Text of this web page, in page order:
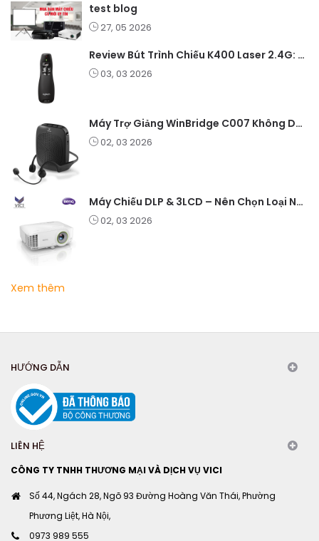
test blog
27, 05 2026
Review Bút Trình Chiếu K400 Laser 2.4G: Nhỏ Gọn, Ổn Định, Lý Tưởng Cho Giáo Viên Và Doanh Nghiệp
03, 03 2026
Máy Trợ Giảng WinBridge C007 Không Dây – Pin Lâu, Âm Thanh Rõ
02, 03 2026
Máy Chiếu DLP & 3LCD – Nên Chọn Loại Nào Cho Văn Phòng & Giải Trí?
02, 03 2026
Xem thêm
HƯỚNG DẪN
LIÊN HỆ
CÔNG TY TNHH THƯƠNG MẠI VÀ DỊCH VỤ VICI
Số 44, Ngách 28, Ngõ 93 Đường Hoàng Văn Thái, Phường
Phương Liệt, Hà Nội,
0973 989 555